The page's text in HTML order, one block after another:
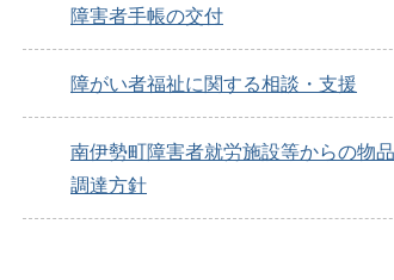
障害者手帳の交付
障がい者福祉に関する相談・支援
南伊勢町障害者就労施設等からの物
調達方針